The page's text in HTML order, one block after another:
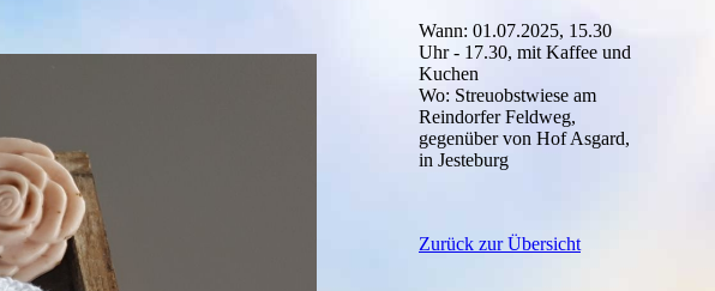
Wann: 01.07.2025, 15.30
Uhr - 17.30, mit Kaffee und
Kuchen
Wo: Streuobstwiese am
Reindorfer Feldweg,
gegenüber von Hof Asgard,
in Jesteburg
Zurück zur Übersicht